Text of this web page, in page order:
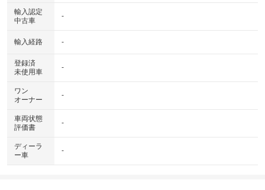
輸入認定
中古車
-
輸入経路 -
登録済
未使用車
-
ワン
オーナー
-
車両状態
評価書
-
ディーラ
ー車
-